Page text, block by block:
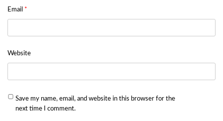
Email *
Website
Save my name, email, and website in this browser for the
next time I comment.